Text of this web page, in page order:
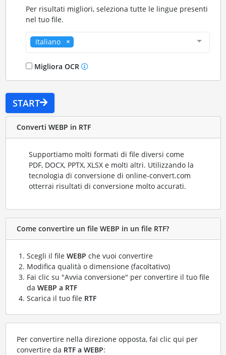
Per risultati migliori, seleziona tutte le lingue presenti
nel tuo file.
Italiano
Migliora OCR
START
Converti WEBP in RTF
Supportiamo molti formati di file diversi come
PDF, DOCX, PPTX, XLSX e molti altri. Utilizzando la
tecnologia di conversione di online-convert.com
otterrai risultati di conversione molto accurati.
Come convertire un file WEBP in un file RTF?
Scegli il file WEBP che vuoi convertire
Modifica qualità o dimensione (facoltativo)
Fai clic su "Avvia conversione" per convertire il tuo file
da WEBP a RTF
Scarica il tuo file RTF
Per convertire nella direzione opposta, fai clic qui per
convertire da RTF a WEBP: